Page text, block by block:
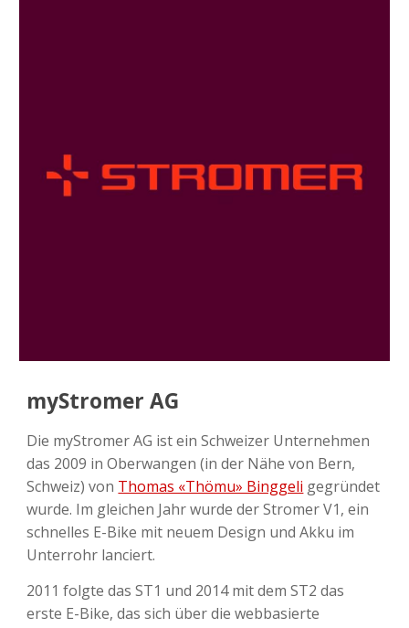
myStromer AG
Die myStromer AG ist ein Schweizer Unternehmen
das 2009 in Oberwangen (in der Nähe von Bern,
Schweiz) von Thomas «Thömu» Binggeli gegründet
wurde. Im gleichen Jahr wurde der Stromer V1, ein
schnelles E-Bike mit neuem Design und Akku im
Unterrohr lanciert.
2011 folgte das ST1 und 2014 mit dem ST2 das
erste E-Bike, das sich über die webbasierte